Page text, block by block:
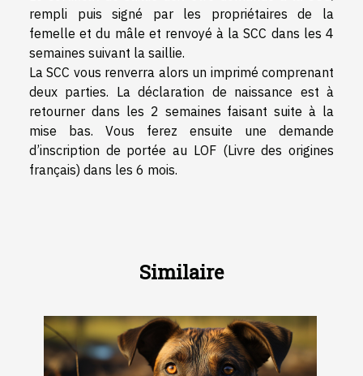
rempli puis signé par les propriétaires de la
femelle et du mâle et renvoyé à la SCC dans les 4
semaines suivant la saillie.
La SCC vous renverra alors un imprimé comprenant
deux parties. La déclaration de naissance est à
retourner dans les 2 semaines faisant suite à la
mise bas. Vous ferez ensuite une demande
d’inscription de portée au LOF (Livre des origines
français) dans les 6 mois.
Similaire